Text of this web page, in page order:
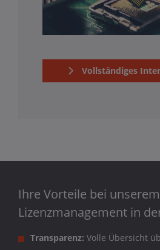
Vollständiges
Ihre Vorteile bei unserem
Lizenzmanagement in
Transparenz: Volle Übersicht